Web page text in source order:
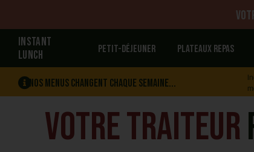
INSTANT
LUNCH
Petit-déjeuner Plateaux repas
Nos menus changent chaque semaine...
Votre traiteur